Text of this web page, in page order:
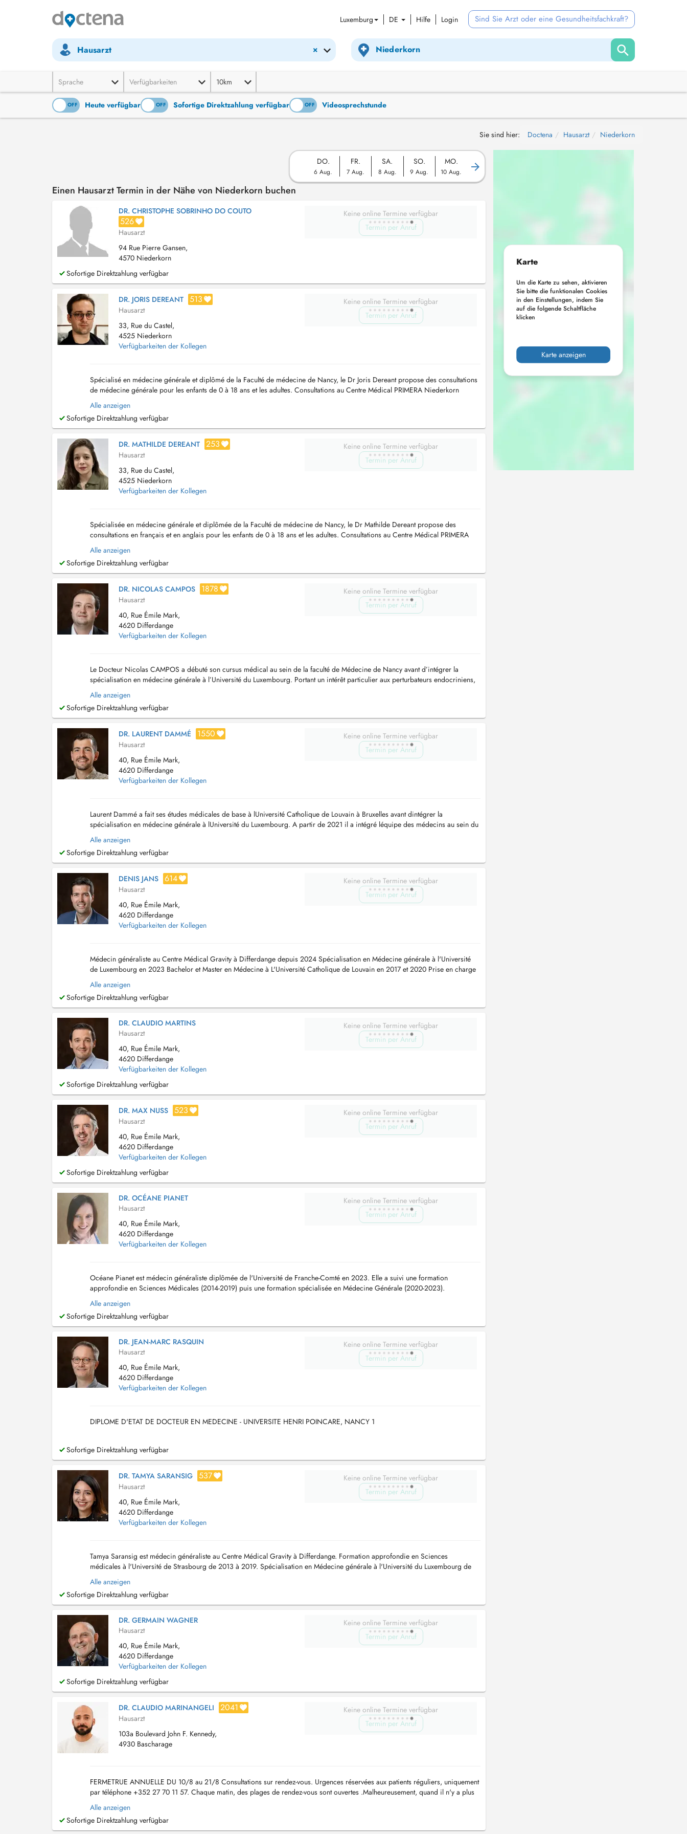
Luxemburg DE Hilfe Login Sind Sie Arzt oder eine Gesundheitsfachkraft?
×
Hausarzt
Sprache Verfügbarkeiten 10km
OFF Heute verfügbar
ON OFF Sofortige Direktzahlung verfügbar
ON OFF Videosprechstunde
Sie sind hier: Doctena Hausarzt Niederkorn
DO.
6 Aug.
FR.
7 Aug.
SA.
8 Aug.
SO.
9 Aug.
MO.
10 Aug.
Einen Hausarzt Termin in der Nähe von Niederkorn buchen
DR. CHRISTOPHE SOBRINHO DO COUTO
526
Hausarzt
94 Rue Pierre Gansen,
4570 Niederkorn
Keine online Termine verfügbar
Termin per Anruf
Sofortige Direktzahlung verfügbar
DR. JORIS DEREANT 513
Hausarzt
33, Rue du Castel,
4525 Niederkorn
Verfügbarkeiten der Kollegen
Keine online Termine verfügbar
Termin per Anruf
Spécialisé en médecine générale et diplômé de la Faculté de médecine de Nancy, le Dr Joris Dereant propose des consultations
de médecine générale pour les enfants de 0 à 18 ans et les adultes. Consultations au Centre Médical PRIMERA Niederkorn
(Differdange) Adresse : 33, rue du Castel, L-4525 ...
Alle anzeigen
Sofortige Direktzahlung verfügbar
DR. MATHILDE DEREANT 253
Hausarzt
33, Rue du Castel,
4525 Niederkorn
Verfügbarkeiten der Kollegen
Keine online Termine verfügbar
Termin per Anruf
Spécialisée en médecine générale et diplômée de la Faculté de médecine de Nancy, le Dr Mathilde Dereant propose des
consultations en français et en anglais pour les enfants de 0 à 18 ans et les adultes. Consultations au Centre Médical PRIMERA
Niederkorn (Differdange) Adresse : 33, rue du Castel,...
Alle anzeigen
Sofortige Direktzahlung verfügbar
DR. NICOLAS CAMPOS 1878
Hausarzt
40, Rue Émile Mark,
4620 Differdange
Verfügbarkeiten der Kollegen
Keine online Termine verfügbar
Termin per Anruf
Le Docteur Nicolas CAMPOS a débuté son cursus médical au sein de la faculté de Médecine de Nancy avant d’intégrer la
spécialisation en médecine générale à l’Université du Luxembourg. Portant un intérêt particulier aux perturbateurs endocriniens,
il réalise un double cursus afin de mener à bien son p...
Alle anzeigen
Sofortige Direktzahlung verfügbar
DR. LAURENT DAMMÉ 1550
Hausarzt
40, Rue Émile Mark,
4620 Differdange
Verfügbarkeiten der Kollegen
Keine online Termine verfügbar
Termin per Anruf
Laurent Dammé a fait ses études médicales de base à lUniversité Catholique de Louvain à Bruxelles avant dintégrer la
spécialisation en médecine générale à lUniversité du Luxembourg. A partir de 2021 il a intégré léquipe des médecins au sein du
Centre Médical de Differdange, Ayant un attrait particul...
Alle anzeigen
Sofortige Direktzahlung verfügbar
DENIS JANS 614
Hausarzt
40, Rue Émile Mark,
4620 Differdange
Verfügbarkeiten der Kollegen
Keine online Termine verfügbar
Termin per Anruf
Médecin généraliste au Centre Médical Gravity à Differdange depuis 2024 Spécialisation en Médecine générale à l'Université
de Luxembourg en 2023 Bachelor et Master en Médecine à L'Université Catholique de Louvain en 2017 et 2020 Prise en charge
des enfants à partir de 3 ans...
Alle anzeigen
Sofortige Direktzahlung verfügbar
DR. CLAUDIO MARTINS
Hausarzt
40, Rue Émile Mark,
4620 Differdange
Verfügbarkeiten der Kollegen
Keine online Termine verfügbar
Termin per Anruf
Sofortige Direktzahlung verfügbar
DR. MAX NUSS 523
Hausarzt
40, Rue Émile Mark,
4620 Differdange
Verfügbarkeiten der Kollegen
Keine online Termine verfügbar
Termin per Anruf
Sofortige Direktzahlung verfügbar
DR. OCÉANE PIANET
Hausarzt
40, Rue Émile Mark,
4620 Differdange
Verfügbarkeiten der Kollegen
Keine online Termine verfügbar
Termin per Anruf
Océane Pianet est médecin généraliste diplômée de l'Université de Franche-Comté en 2023. Elle a suivi une formation
approfondie en Sciences Médicales (2014-2019) puis une formation spécialisée en Médecine Générale (2020-2023).
Consultations proposées -Consultation de médecine générale -...
Alle anzeigen
Sofortige Direktzahlung verfügbar
DR. JEAN-MARC RASQUIN
Hausarzt
40, Rue Émile Mark,
4620 Differdange
Verfügbarkeiten der Kollegen
Keine online Termine verfügbar
Termin per Anruf
DIPLOME D'ETAT DE DOCTEUR EN MEDECINE - UNIVERSITE HENRI POINCARE, NANCY 1
Sofortige Direktzahlung verfügbar
DR. TAMYA SARANSIG 537
Hausarzt
40, Rue Émile Mark,
4620 Differdange
Verfügbarkeiten der Kollegen
Keine online Termine verfügbar
Termin per Anruf
Tamya Saransig est médecin généraliste au Centre Médical Gravity à Differdange. Formation approfondie en Sciences
médicales à l'Université de Strasbourg de 2013 à 2019. Spécialisation en Médecine générale à l'Université du Luxembourg de
2019 à 2022. Consultation pour enfants de plus de 2 ans. ...
Alle anzeigen
Sofortige Direktzahlung verfügbar
DR. GERMAIN WAGNER
Hausarzt
40, Rue Émile Mark,
4620 Differdange
Verfügbarkeiten der Kollegen
Keine online Termine verfügbar
Termin per Anruf
Sofortige Direktzahlung verfügbar
DR. CLAUDIO MARINANGELI 2041
Hausarzt
103a Boulevard John F. Kennedy,
4930 Bascharage
Keine online Termine verfügbar
Termin per Anruf
FERMETRUE ANNUELLE DU 10/8 au 21/8 Consultations sur rendez-vous. Urgences réservées aux patients réguliers, uniquement
par téléphone +352 27 70 11 57. Chaque matin, des plages de rendez-vous sont ouvertes .Malheureusement, quand il n'y a plus
de places, nous ne pouvons pas faire l'impossible....
Alle anzeigen
Sofortige Direktzahlung verfügbar
Karte
Um die Karte zu sehen, aktivieren
Sie bitte die funktionalen Cookies
in den Einstellungen, indem Sie
auf die folgende Schaltfläche
klicken
Karte anzeigen